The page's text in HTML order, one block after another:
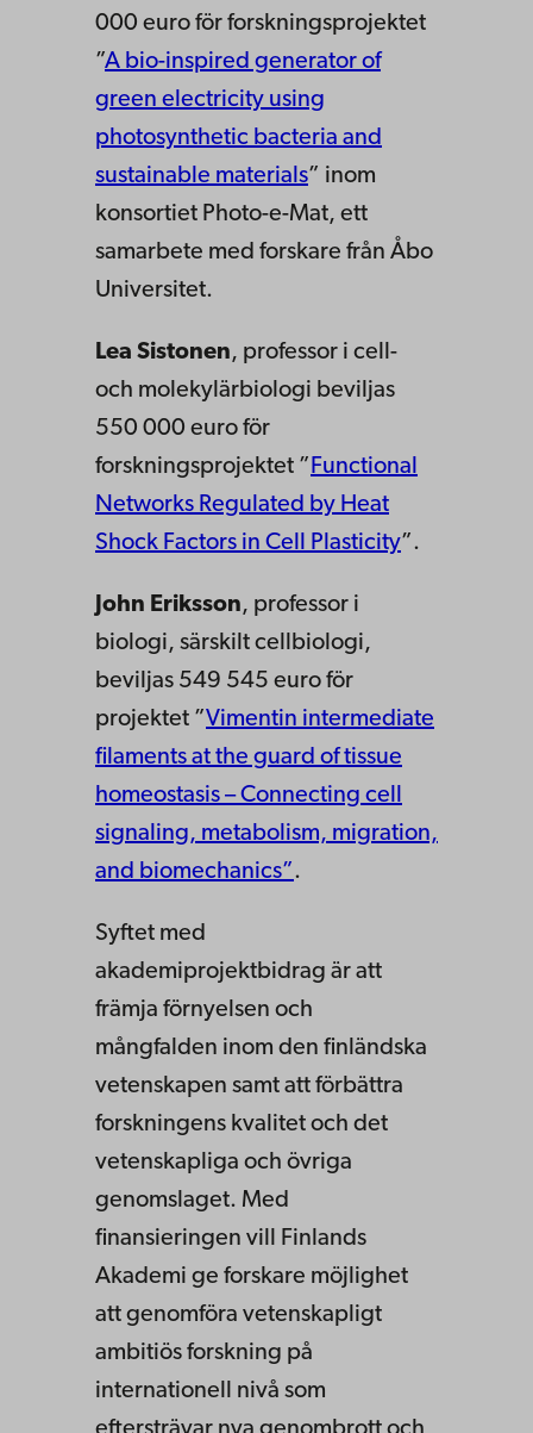
000 euro för forskningsprojektet
”A bio-inspired generator of
green electricity using
photosynthetic bacteria and
sustainable materials” inom
konsortiet Photo-e-Mat, ett
samarbete med forskare från Åbo
Universitet.
Lea Sistonen, professor i cell-
och molekylärbiologi beviljas
550 000 euro för
forskningsprojektet ”Functional
Networks Regulated by Heat
Shock Factors in Cell Plasticity”.
John Eriksson, professor i
biologi, särskilt cellbiologi,
beviljas 549 545 euro för
projektet ”Vimentin intermediate
filaments at the guard of tissue
homeostasis – Connecting cell
signaling, metabolism, migration,
and biomechanics”.
Syftet med
akademiprojektbidrag är att
främja förnyelsen och
mångfalden inom den finländska
vetenskapen samt att förbättra
forskningens kvalitet och det
vetenskapliga och övriga
genomslaget. Med
finansieringen vill Finlands
Akademi ge forskare möjlighet
att genomföra vetenskapligt
ambitiös forskning på
internationell nivå som